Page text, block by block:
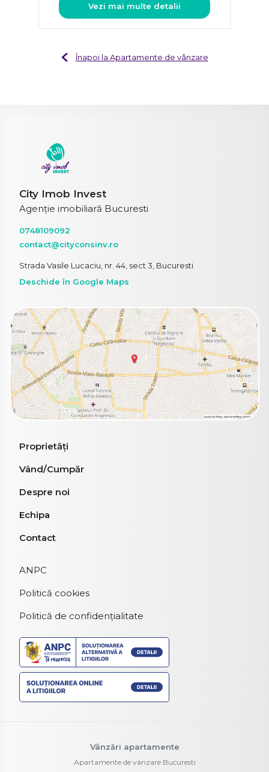
Vezi mai multe detalii
Înapoi la Apartamente de vânzare
City Imob Invest
Agenție imobiliară Bucuresti
0748109092
contact@cityconsinv.ro
Strada Vasile Lucaciu, nr. 44, sect 3, Bucuresti
Deschide în Google Maps
Proprietăți
Vând/Cumpăr
Despre noi
Echipa
Contact
ANPC
Politică cookies
Politică de confidențialitate
Vânzări apartamente
Apartamente de vânzare Bucuresti